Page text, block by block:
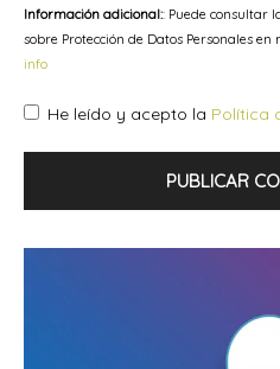
Información adicional:: Puede consultar
sobre Protección de Datos Personales
info
He leído y acepto la Política